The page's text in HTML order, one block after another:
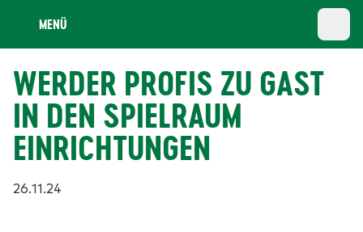
MENÜ
WERDER PROFIS ZU GAST
IN DEN SPIELRAUM
EINRICHTUNGEN
26.11.24